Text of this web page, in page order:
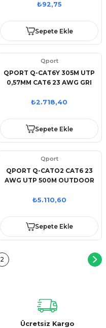
₺92,75
Sepete Ekle
Qport
QPORT Q-CAT6Y 305M UTP
0,57MM CAT6 23 AWG GRI
₺2.718,40
Sepete Ekle
Qport
QPORT Q-CATO2 CAT6 23
AWG UTP 500M OUTDOOR
₺5.110,60
Sepete Ekle
2
Ücretsiz Kargo